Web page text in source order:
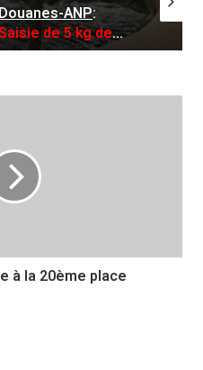
ANP:
de 5 kg de cocaïne à Blida
à la 20ème place